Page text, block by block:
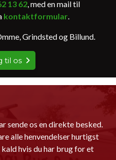
13 62, med en mail til
kontaktformular.
Grindsted og Billund.
til os
sende os en direkte besked.
alle henvendelser hurtigst
hvis du har brug for et